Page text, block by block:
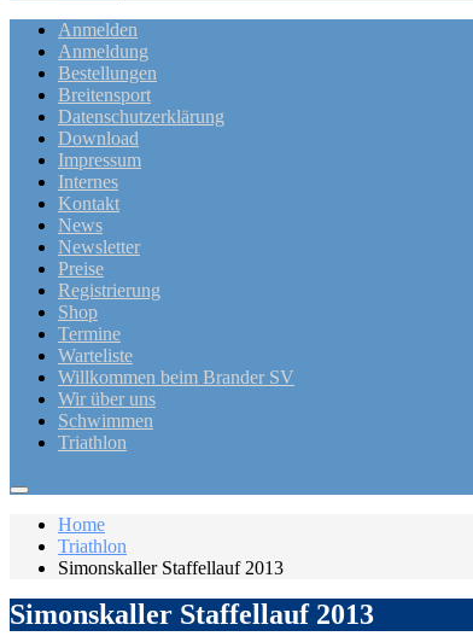
Anmelden
Anmeldung
Bestellungen
Breitensport
Datenschutzerklärung
Download
Impressum
Internes
Kontakt
News
Newsletter
Preise
Registrierung
Shop
Termine
Warteliste
Willkommen beim Brander SV
Wir über uns
Schwimmen
Triathlon
Home
Triathlon
Simonskaller Staffellauf 2013
Simonskaller Staffellauf 2013